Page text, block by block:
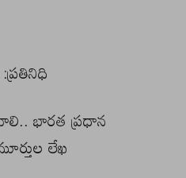
భారత ప్రధాన
లేఖ